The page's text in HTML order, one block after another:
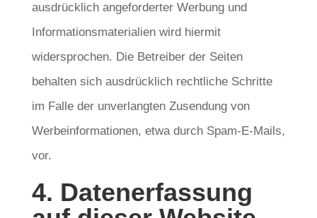
ausdrücklich angeforderter Werbung und
Informationsmaterialien wird hiermit
widersprochen. Die Betreiber der Seiten
behalten sich ausdrücklich rechtliche Schritte
im Falle der unverlangten Zusendung von
Werbeinformationen, etwa durch Spam-E-Mails,
vor.
4. Datenerfassung